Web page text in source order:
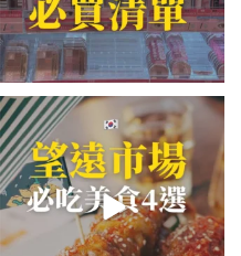
\🇰🇷韓國望遠市場4家必吃美食
😋/
💭留言「望遠市場」傳地址給你
342 59